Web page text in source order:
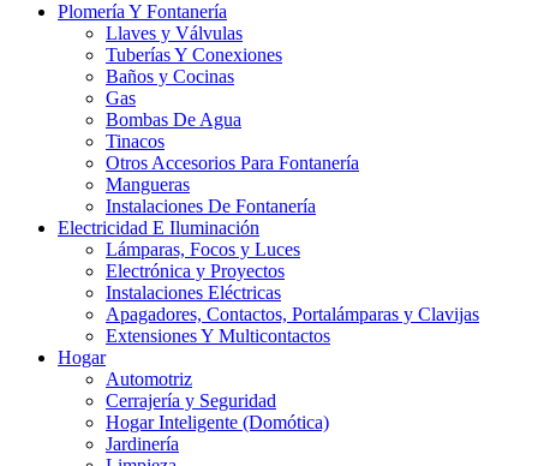
Plomería Y Fontanería
Llaves y Válvulas
Tuberías Y Conexiones
Baños y Cocinas
Gas
Bombas De Agua
Tinacos
Otros Accesorios Para Fontanería
Mangueras
Instalaciones De Fontanería
Electricidad E Iluminación
Lámparas, Focos y Luces
Electrónica y Proyectos
Instalaciones Eléctricas
Apagadores, Contactos, Portalámparas y Clavijas
Extensiones Y Multicontactos
Hogar
Automotriz
Cerrajería y Seguridad
Hogar Inteligente (Domótica)
Jardinería